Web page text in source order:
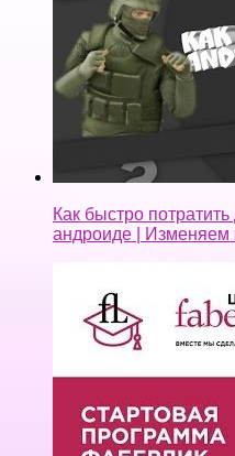
Как быстро
андроиде | Изменяем